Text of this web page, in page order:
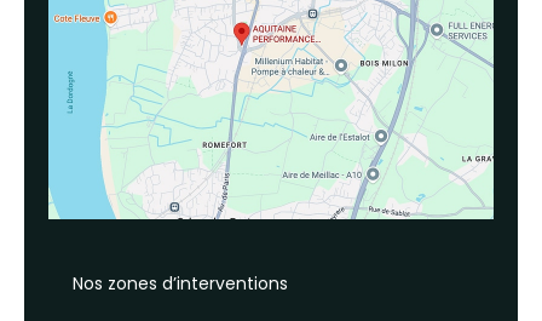
Nos zones d’interventions